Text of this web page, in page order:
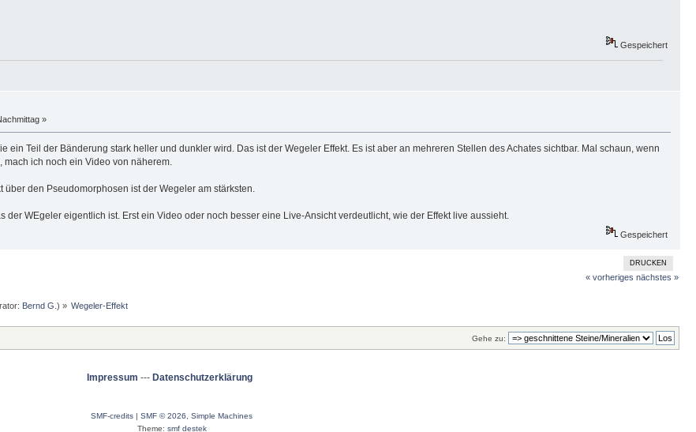
Gespeichert
»
ein Teil der Bänderung stark heller und dunkler wird. Das ist der Wegeler Effekt. Es ist aber an mehreren Stellen des Achates sichtbar. Mal schaun, wenn
ich noch ein Video von näherem.
über den Pseudomorphosen ist der Wegeler am stärksten.
der WEgeler eigentlich ist. Erst ein Video oder noch besser eine Live-Ansicht verdeutlicht, wie der Effekt live aussieht.
Gespeichert
DRUCKEN
« vorheriges nächstes »
Bernd G. ) » Wegeler-Effekt
Gehe zu:
Impressum --- Datenschutzerklärung
SMF-credits | SMF © 2026
Simple Machines
Theme: smf destek